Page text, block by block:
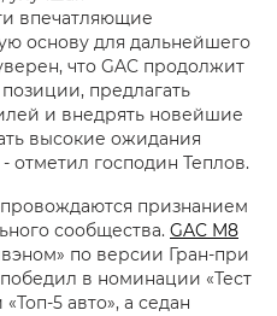
впечатляющие
основу для дальнейшего
что GAC продолжит
предлагать
и внедрять новейшие
высокие ожидания
отметил господин Теплов.
признанием
сообщества. GAC M8
по версии Гран-при
победил в номинации «Тест
5 авто», а седан